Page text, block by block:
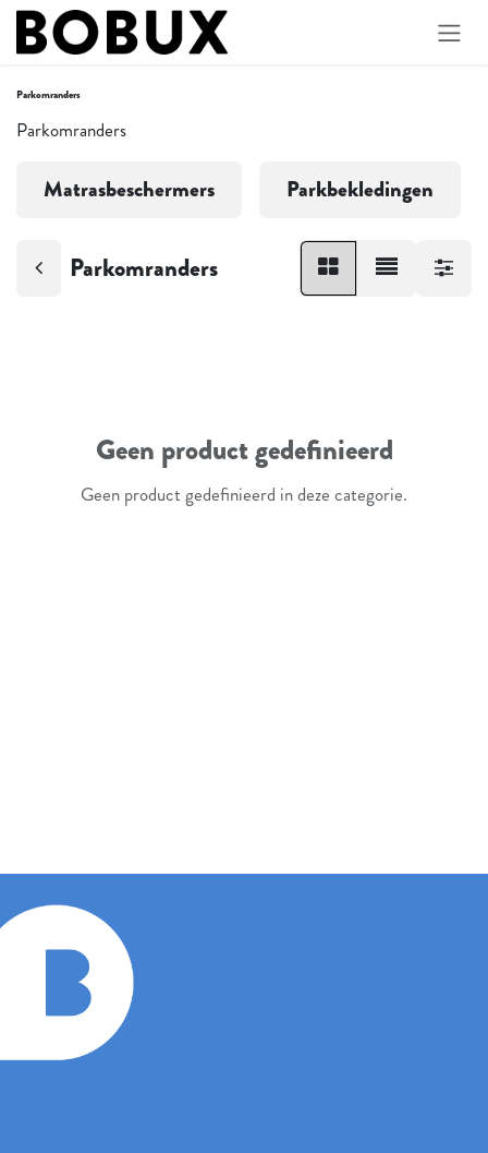
Overslaan naar inhoud
Parkomranders
Parkomranders
Matrasbeschermers Parkbekledingen
Parkomranders
Geen product gedefinieerd
Geen product gedefinieerd in deze categorie.